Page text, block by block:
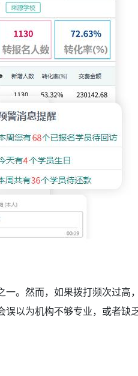
。然而，如果拨打频次过高
以为机构不够专业，或者缺